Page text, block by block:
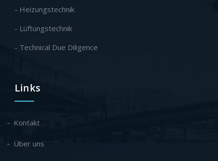
- Heizungstechnik
- Lüftungstechnik
- Technical Due Diligence
Links
Kontakt
Über uns